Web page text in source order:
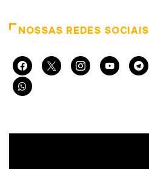
NOSSAS REDES SOCIAIS